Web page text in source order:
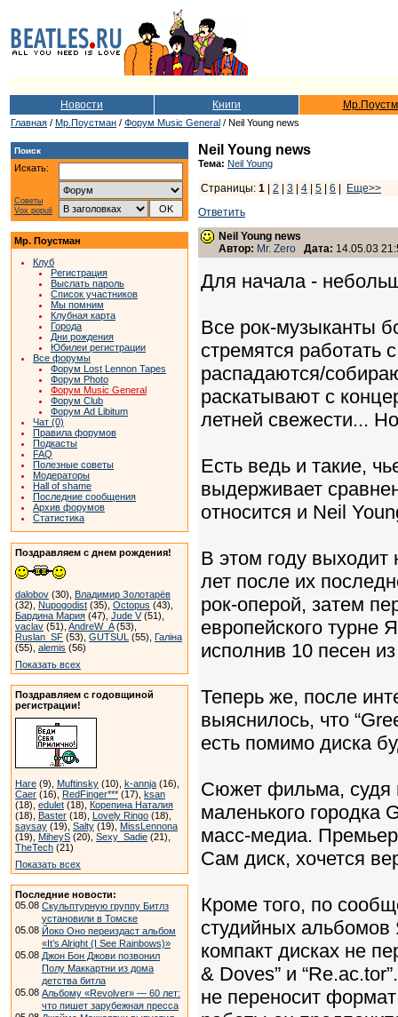
Новости Книги
Главная / Мр.Поустман / Форум Music General / Neil Young news
Поиск
Искать:
Советы
Vox populi
Мр. Поустман
Клуб
Регистрация
Выслать пароль
Список участников
Мы помним
Клубная карта
Города
Дни рождения
Юбилеи регистрации
Все форумы
Форум Lost Lennon Tapes
Форум Photo
Форум Music General
Форум Club
Форум Ad Libitum
Чат (0)
Правила форумов
Подкасты
FAQ
Полезные советы
Модераторы
Hall of shame
Последние сообщения
Архив форумов
Статистика
Поздравляем с днем рождения!
dalobov (30), Владимир Золотарёв
(32), Nupogodist (35), Octopus (43),
Бардина Мария (47), Jude V(51),
vaclav (51), AndreW_A(53),
Ruslan_SF (53), GUTSUL (55), Галіна
(55), alemis (56)
Показать всех
Поздравляем с годовщиной
регистрации!
Hare (9), Muftinsky (10), k-annja (16),
Caer (16), RedFinger*** (17), ksan
(18), edulet (18), Корепина Наталия
(18), Baster (18), Lovely Ringo (18),
saysay (19), Salty (19), MissLennona
(19), MiheyS (20), Sexy_Sadie (21),
TheTech (21)
Показать всех
Последние новости:
05.08 Скульптурную группу Битлз
установили в Томске
05.08 Йоко Оно переиздаст альбом
«It’s Alright (I See Rainbows)»
05.08 Джон Бон Джови позвонил
Полу Маккартни из дома
детства битла
05.08 Альбому «Revolver» — 60 лет:
что пишет зарубежная пресса
Neil Young news
Тема: Neil Young
Страницы: 1 2 3 4 5 6
Еще>>
Ответить
Neil Young news
Автор: Mr. Zero Дата: 14.05.03
Для начала -
Все рок-музыканты
стремятся работать
распадаются/
раскатывают с
летней свежести...
Есть ведь и такие,
выдерживает
относится и Neil
В этом году выходит
лет после их
рок-оперой, затем
европейского турне
исполнив 10 песен
Теперь же, после
выяснилось, что
есть помимо диска
Сюжет фильма, судя
маленького
масс-медиа.
Сам диск, хочется
Кроме того, по
студийных альбомов
компакт дисках не
& Doves” и
не переносит